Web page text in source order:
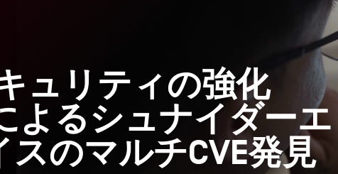
ュリティの強化
よるシュナイダーエ
のマルチCVE発見